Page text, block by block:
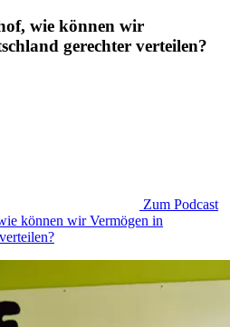
wie können wir
gerechter verteilen?
Zum Podcast
können wir Vermögen in